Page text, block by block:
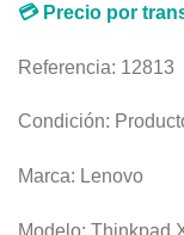
💳 Precio por
Referencia: 12813
Condición:
Marca: Lenovo
Modelo: Thinkpad